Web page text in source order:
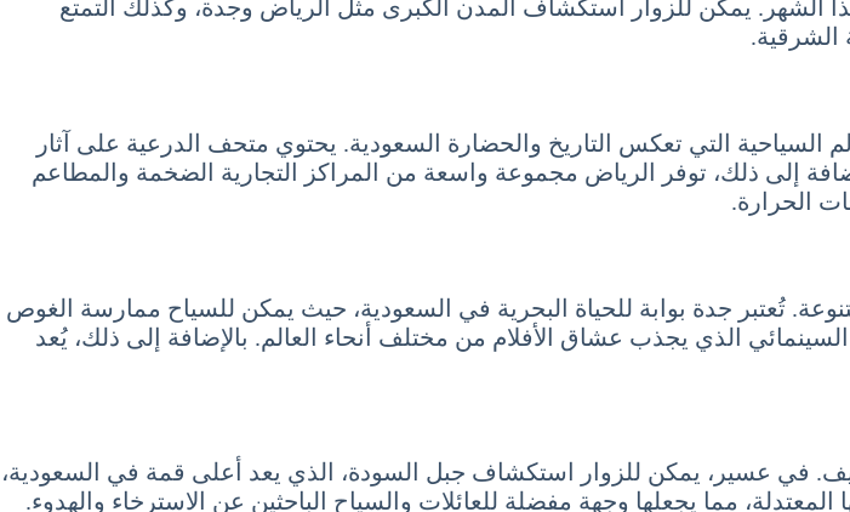
الشهر. يمكن للزوار استكشاف المدن الكبرى مثل الرياض وجدة، وكذلك التمتع
الشرقية.
السياحية التي تعكس التاريخ والحضارة السعودية. يحتوي متحف الدرعية على آثار
إلى ذلك، توفر الرياض مجموعة واسعة من المراكز التجارية الضخمة والمطاعم
الحرارة.
تُعتبر جدة بوابة للحياة البحرية في السعودية، حيث يمكن للسياح ممارسة الغوص
الذي يجذب عشاق الأفلام من مختلف أنحاء العالم. بالإضافة إلى ذلك، يُعد
في عسير، يمكن للزوار استكشاف جبل السودة، الذي يعد أعلى قمة في السعودية،
المعتدلة، مما يجعلها وجهة مفضلة للعائلات والسياح الباحثين عن الاسترخاء والهدوء.